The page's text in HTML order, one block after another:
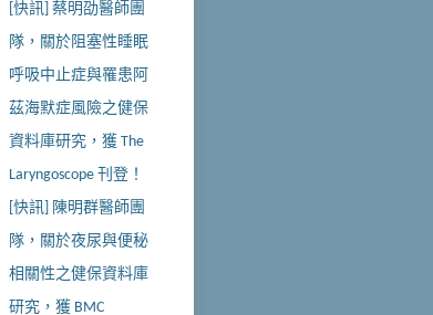
[快訊] 蔡明劭醫師團
隊，關於阻塞性睡眠
呼吸中止症與罹患阿
茲海默症風險之健保
資料庫研究，獲 The
Laryngoscope 刊登！
[快訊] 陳明群醫師團
隊，關於夜尿與便秘
相關性之健保資料庫
研究，獲 BMC